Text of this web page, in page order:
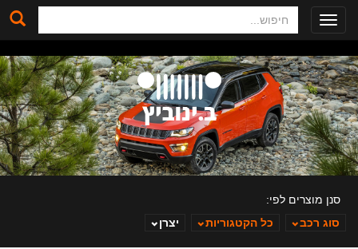
Toggle
navigation
סנן מוצרים לפי:
סוג רכב
כל הקטגוריות יצרן